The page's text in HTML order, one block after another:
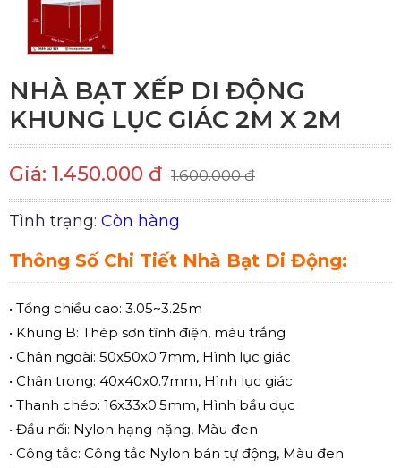
NHÀ BẠT XẾP DI ĐỘNG
KHUNG LỤC GIÁC 2M X 2M
Giá: 1.450.000 đ 1.600.000 đ
Tình trạng: Còn hàng
Thông Số Chi Tiết Nhà Bạt Di Động:
• Tổng chiều cao: 3.05~3.25m
• Khung B: Thép sơn tĩnh điện, màu trắng
• Chân ngoài: 50x50x0.7mm, Hình lục giác
• Chân trong: 40x40x0.7mm, Hình lục giác
• Thanh chéo: 16x33x0.5mm, Hình bầu dục
• Đầu nối: Nylon hạng nặng, Màu đen
• Công tắc: Công tắc Nylon bán tự động, Màu đen